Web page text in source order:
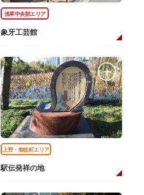
浅草中央部エリア
象牙工芸館
上野・御徒町エリア
駅伝発祥の地